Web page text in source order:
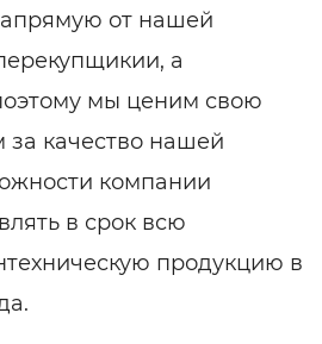
от нашей
а
мы ценим свою
за качество нашей
компании
в срок всю
продукцию в